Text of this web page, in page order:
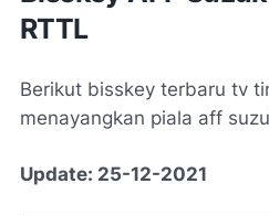
RTTL
Berikut bisskey terbaru tv
menayangkan piala aff
Update: 25-12-2021